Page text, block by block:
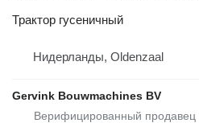
Трактор гусеничный
Нидерланды, Oldenzaal
Gervink Bouwmachines BV